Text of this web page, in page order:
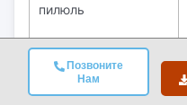
Позвоните
Нам
пилюль